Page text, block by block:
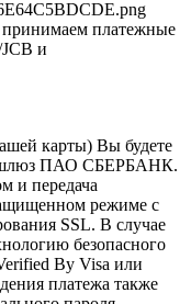
принимаем платежные
и
карты) Вы будете
шлюз ПАО СБЕРБАНК.
и передача
режиме с
SSL. В случае
безопасного
By Visa или
платежа также